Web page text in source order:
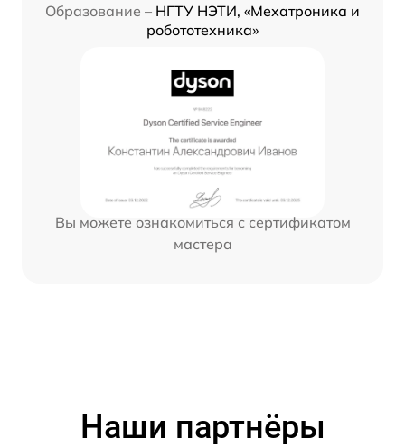
Образование – НГТУ НЭТИ, «Мехатроника и
робототехника»
Вы можете ознакомиться с сертификатом
мастера
Наши партнёры